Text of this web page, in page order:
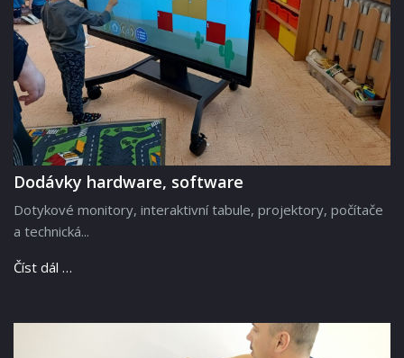
Dodávky hardware, software
Dotykové monitory, interaktivní tabule, projektory, počítače
a technická...
Číst dál …